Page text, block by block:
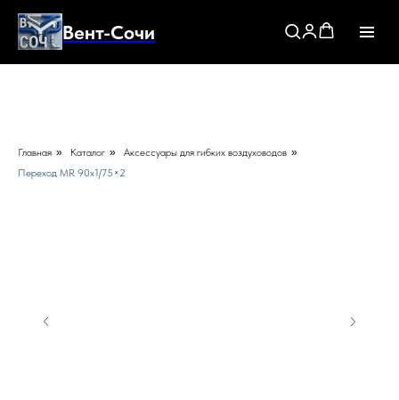
Вент-Сочи
Главная » Каталог » Аксессуары для гибких воздуховодов »
Переход MR 90х1/75×2